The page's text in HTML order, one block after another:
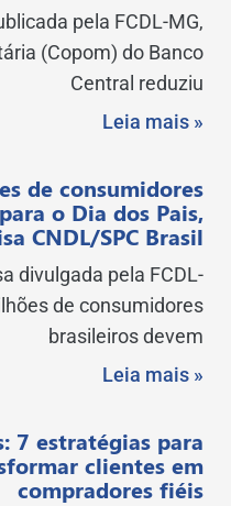
pela FCDL-MG,
(Copom) do Banco
Central reduziu
Leia mais »
de consumidores
o Dia dos Pais,
CNDL/SPC Brasil
divulgada pela FCDL-
de consumidores
brasileiros devem
Leia mais »
7 estratégias para
clientes em
compradores fiéis